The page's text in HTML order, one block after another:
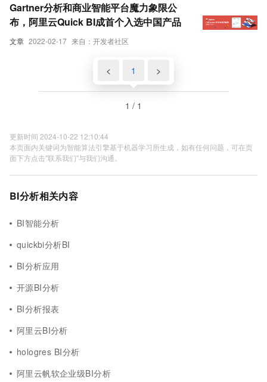
文章 2022-02-17 来自：开发者社区
Gartner分析和商业智能平台魔力象限公
布，阿里云Quick BI成首个入选中国产品
< 1 >
1 / 1
更新时间 2024-10-22 12:10:44
本页面内关键词为智能算法引擎基于机器学习所生成，如有任何问题，可在页
面下方点击"联系我们"与我们沟通。
BI分析相关内容
BI智能分析
quickbi分析BI
BI分析应用
开源BI分析
BI分析报表
阿里云BI分析
hologres BI分析
阿里云帆软企业级BI分析